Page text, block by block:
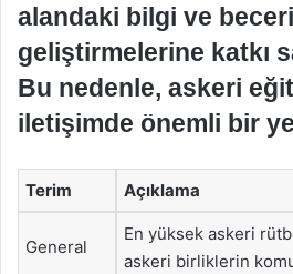
alandaki bilgi ve
geliştirmelerine katkı
Bu nedenle, askeri
iletişimde önemli bir
Terim Açıklama
General
En yüksek askeri
askeri birliklerin